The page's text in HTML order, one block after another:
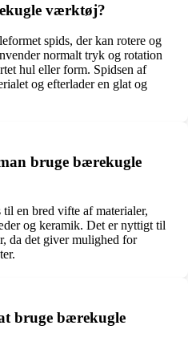
værktøj?
spids, der kan rotere og
normalt tryk og rotation
hul eller form. Spidsen af
og efterlader en glat og
bruge bærekugle
en bred vifte af materialer,
og keramik. Det er nyttigt til
da det giver mulighed for
bruge bærekugle